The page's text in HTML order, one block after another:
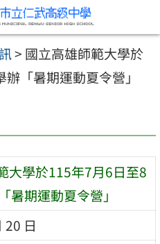
> 國立高雄師範大學於
「暑期運動夏令營」
大學於115年7月6日至8
暑期運動夏令營」
20 日